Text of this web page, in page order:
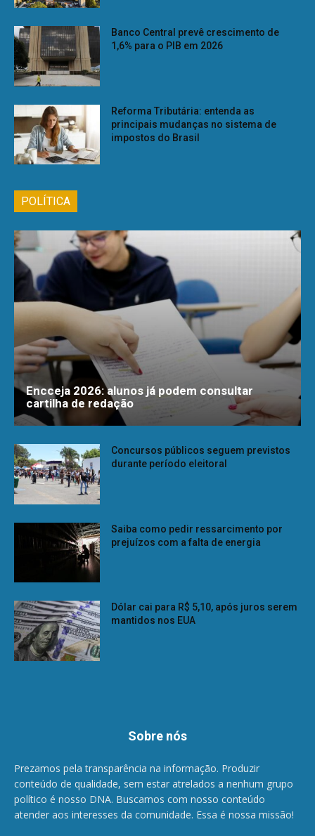
Banco Central prevê crescimento de
1,6% para o PIB em 2026
Reforma Tributária: entenda as
principais mudanças no sistema de
impostos do Brasil
POLÍTICA
Encceja 2026: alunos já podem consultar
cartilha de redação
Concursos públicos seguem previstos
durante período eleitoral
Saiba como pedir ressarcimento por
prejuízos com a falta de energia
Dólar cai para R$ 5,10, após juros serem
mantidos nos EUA
Sobre nós
Prezamos pela transparência na informação. Produzir
conteúdo de qualidade, sem estar atrelados a nenhum grupo
político é nosso DNA. Buscamos com nosso conteúdo
atender aos interesses da comunidade. Essa é nossa missão!